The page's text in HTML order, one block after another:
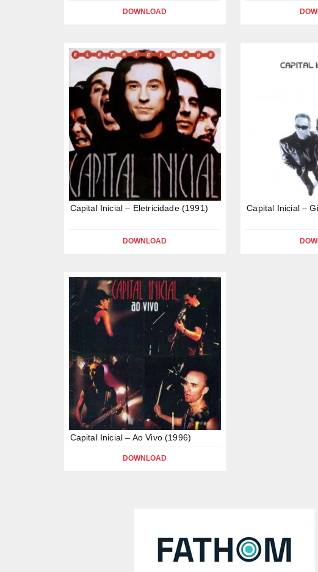
DOWNLOAD
Capital Inicial – Eletricidade (1991)
DOWNLOAD
Capital Inicial –
Capital Inicial – Ao Vivo (1996)
DOWNLOAD